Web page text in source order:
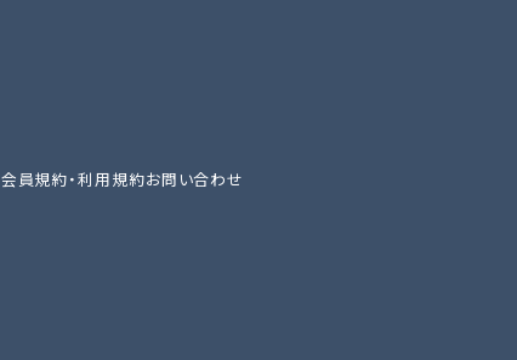
会員規約・利用規約お問い合わせ